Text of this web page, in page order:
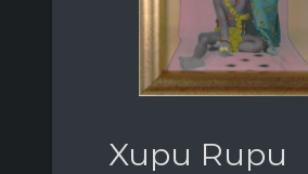
Xupu Rupu